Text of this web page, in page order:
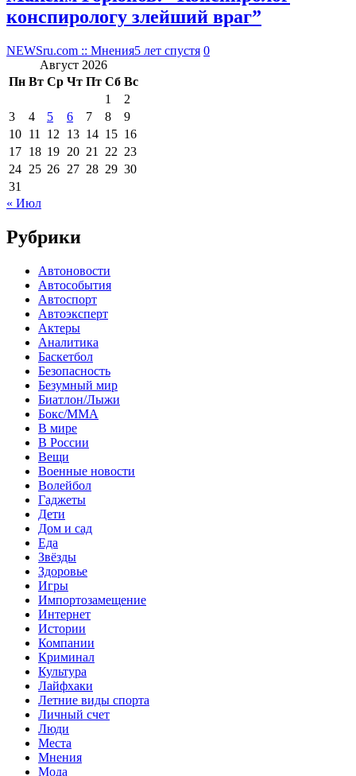
конспирологу злейший враг”
NEWSru.com :: Мнения5 лет спустя 0
Август 2026
Пн Вт Ср Чт Пт Сб Вс
1
2
3
4 5 6 7 8
9
10 11 12 13 14 15 16
17 18 19 20 21 22 23
24 25 26 27 28 29 30
31
« Июл
Рубрики
Автоновости
Автособытия
Автоспорт
Автоэксперт
Актеры
Аналитика
Баскетбол
Безопасность
Безумный мир
Биатлон/Лыжи
Бокс/MMA
В мире
В России
Вещи
Военные новости
Волейбол
Гаджеты
Дети
Дом и сад
Еда
Звёзды
Здоровье
Игры
Импортозамещение
Интернет
Истории
Компании
Криминал
Культура
Лайфхаки
Летние виды спорта
Личный счет
Люди
Места
Мнения
Мода